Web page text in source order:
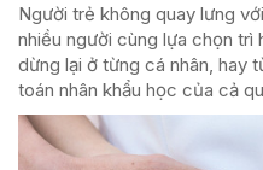
Người trẻ không quay lưng
nhiều người cùng lựa chọn trì
dừng lại ở từng cá nhân, hay
toán nhân khẩu học của cả